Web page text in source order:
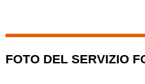
FOTO DEL SERVIZIO